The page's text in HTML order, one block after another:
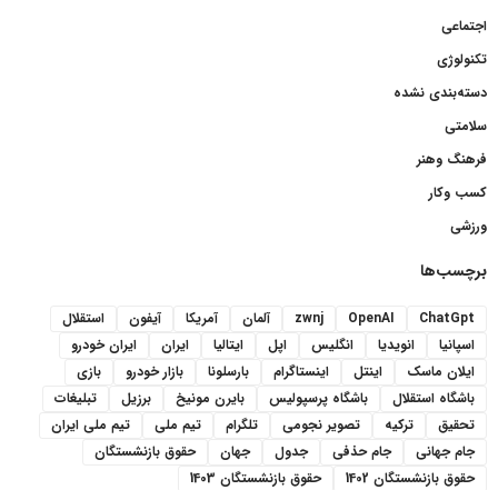
اجتماعی
تکنولوژی
دسته‌بندی نشده
سلامتی
فرهنگ وهنر
کسب وکار
ورزشی
برچسب‌ها
ChatGpt
OpenAI
zwnj آلمان آمریکا آیفون
استقلال
اسپانیا
انویدیا انگلیس اپل ایتالیا ایران
ایران خودرو
ایلان ماسک
اینتل اینستاگرام بارسلونا بازار خودرو
بازی
باشگاه استقلال
باشگاه پرسپولیس بایرن مونیخ برزیل
تبلیغات
تحقیق
ترکیه تصویر نجومی تلگرام تیم ملی
تیم ملی ایران
جام جهانی
جام حذفی جدول جهان
حقوق بازنشستگان
حقوق بازنشستگان 1402
حقوق بازنشستگان 1403